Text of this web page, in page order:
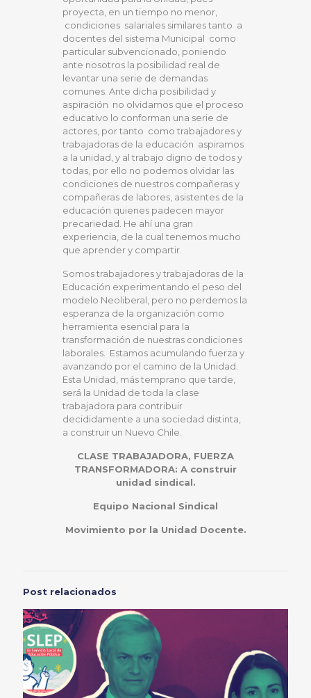
proyecta, en un tiempo no menor,
condiciones salariales similares tanto a
docentes del sistema Municipal como
particular subvencionado, poniendo
ante nosotros la posibilidad real de
levantar una serie de demandas
comunes. Ante dicha posibilidad y
aspiración no olvidamos que el proceso
educativo lo conforman una serie de
actores, por tanto como trabajadores y
trabajadoras de la educación aspiramos
a la unidad, y al trabajo digno de todos y
todas, por ello no podemos olvidar las
condiciones de nuestros compañeras y
compañeras de labores, asistentes de la
educación quienes padecen mayor
precariedad. He ahí una gran
experiencia, de la cual tenemos mucho
que aprender y compartir.
Somos trabajadores y trabajadoras de la
Educación experimentando el peso del
modelo Neoliberal, pero no perdemos la
esperanza de la organización como
herramienta esencial para la
transformación de nuestras condiciones
laborales. Estamos acumulando fuerza y
avanzando por el camino de la Unidad.
Esta Unidad, más temprano que tarde,
será la Unidad de toda la clase
trabajadora para contribuir
decididamente a una sociedad distinta,
a construir un Nuevo Chile.
CLASE TRABAJADORA, FUERZA
TRANSFORMADORA: A construir
unidad sindical.
Equipo Nacional Sindical
Movimiento por la Unidad Docente.
Post relacionados